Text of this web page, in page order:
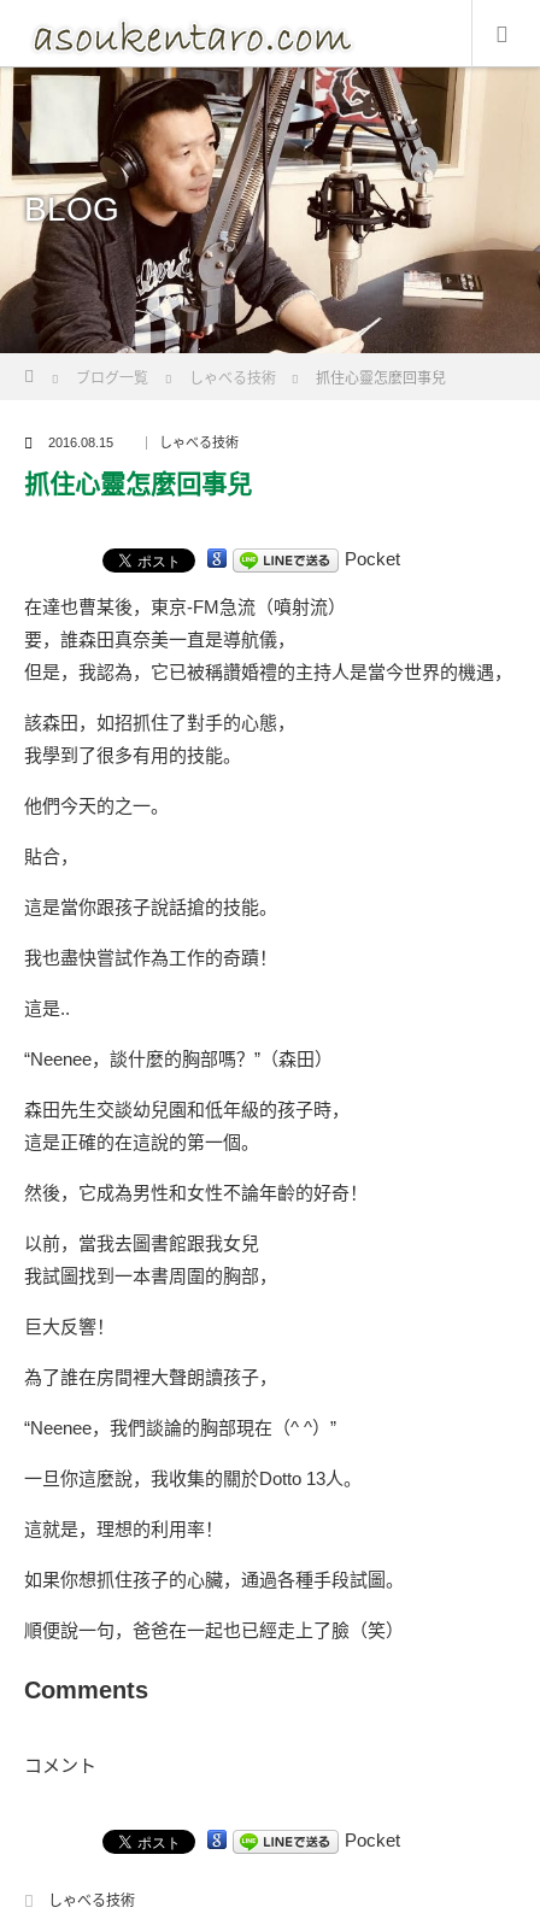
BLOG
ブログ一覧 しゃべる技術 抓住心靈怎麼回事兒
2016.08.15 しゃべる技術
抓住心靈怎麼回事兒
Pocket
在達也曹某後，東京-FM急流（噴射流）
要，誰森田真奈美一直是導航儀，
但是，我認為，它已被稱讚婚禮的主持人是當今世界的機遇，
該森田，如招抓住了對手的心態，
我學到了很多有用的技能。
他們今天的之一。
貼合，
這是當你跟孩子說話搶的技能。
我也盡快嘗試作為工作的奇蹟！
這是..
“Neenee，談什麼的胸部嗎？”（森田）
森田先生交談幼兒園和低年級的孩子時，
這是正確的在這說的第一個。
然後，它成為男性和女性不論年齡的好奇！
以前，當我去圖書館跟我女兒
我試圖找到一本書周圍的胸部，
巨大反響！
為了誰在房間裡大聲朗讀孩子，
“Neenee，我們談論的胸部現在（^ ^）”
一旦你這麼說，我收集的關於Dotto 13人。
這就是，理想的利用率！
如果你想抓住孩子的心臟，通過各種手段試圖。
順便說一句，爸爸在一起也已經走上了臉（笑）
Comments
コメント
Pocket
しゃべる技術